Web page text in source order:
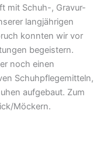
mit Schuh-, Gravur-
langjährigen
konnten wir vor
begeistern.
noch einen
Schuhpflegemitteln,
aufgebaut. Zum
Möckern.